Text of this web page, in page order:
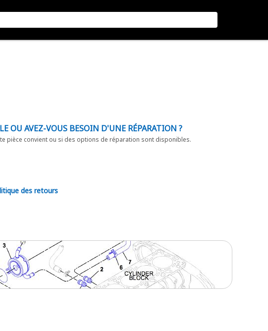
OU AVEZ-VOUS BESOIN D'UNE RÉPARATION ?
pièce convient ou si des options de réparation sont disponibles.
des retours